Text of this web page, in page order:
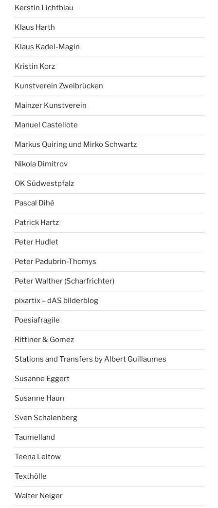
Kerstin Lichtblau
Klaus Harth
Klaus Kadel-Magin
Kristin Korz
Kunstverein Zweibrücken
Mainzer Kunstverein
Manuel Castellote
Markus Quiring und Mirko Schwartz
Nikola Dimitrov
OK Südwestpfalz
Pascal Dihé
Patrick Hartz
Peter Hudlet
Peter Padubrin-Thomys
Peter Walther (Scharfrichter)
pixartix – dAS bilderblog
Poesiafragile
Rittiner & Gomez
Stations and Transfers by Albert Guillaumes
Susanne Eggert
Susanne Haun
Sven Schalenberg
Taumelland
Teena Leitow
Texthölle
Walter Neiger